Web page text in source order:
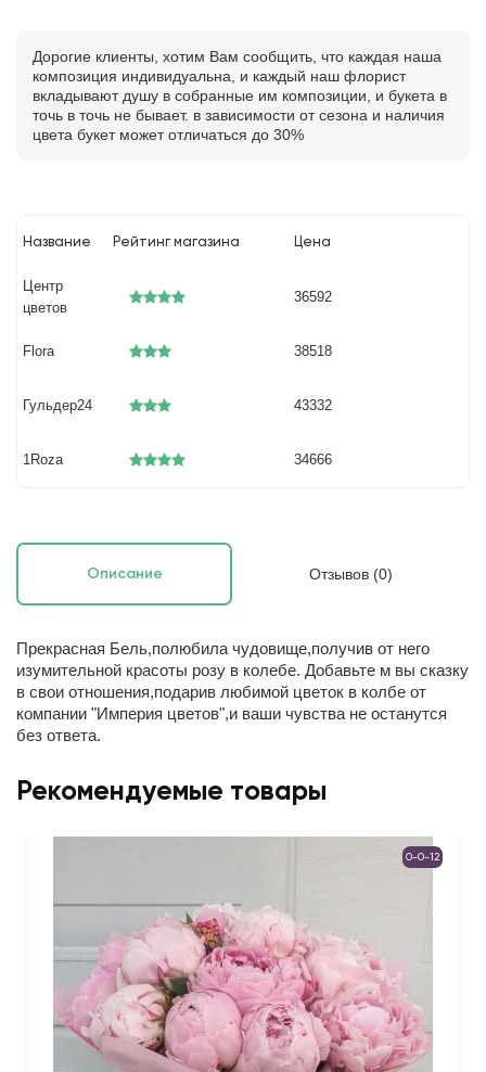
Дорогие клиенты, хотим Вам сообщить, что каждая наша
композиция индивидуальна, и каждый наш флорист
вкладывают душу в собранные им композиции, и букета в
точь в точь не бывает. в зависимости от сезона и наличия
цвета букет может отличаться до 30%
Название Рейтинг магазина Цена
Центр
цветов
36592
Flora 38518
Гульдер24 43332
1Roza 34666
Описание Отзывов (0)
Прекрасная Бель,полюбила чудовище,получив от него
изумительной красоты розу в колебе. Добавьте м вы сказку
в свои отношения,подарив любимой цветок в колбе от
компании "Империя цветов",и ваши чувства не останутся
без ответа.
Рекомендуемые товары
0-0-12